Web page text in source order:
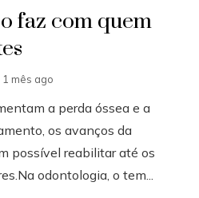
faz com quem
1 mês ago
a perda óssea e a
os avanços da
possível reabilitar até os
odontologia, o tem...